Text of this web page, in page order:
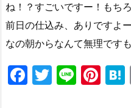
ね！？すごいですー！もち
前日の仕込み、ありですよ
なの朝からなんて無理です
F
T
Li Pi